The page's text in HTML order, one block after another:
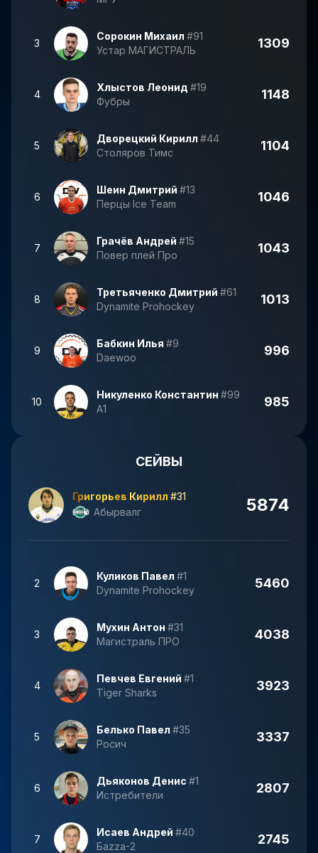
3
Сорокин Михаил #91
Устар МАГИСТРАЛЬ
1309
4
Хлыстов Леонид #19
Фубры
1148
5
Дворецкий Кирилл #44
Столяров Тимс
1104
6
Шеин Дмитрий #13
Перцы Ice Team
1046
7
Грачёв Андрей #15
Повер плей Про
1043
8
Третьяченко Дмитрий #61
Dynamite Prohockey
1013
9
Бабкин Илья #9
Daewoo
996
10
Никуленко Константин #99
А1
985
СЕЙВЫ
Григорьев Кирилл #31
Абырвалг
5874
2
Куликов Павел #1
Dynamite Prohockey
5460
3
Мухин Антон #31
Магистраль ПРО
4038
4
Певчев Евгений #1
Tiger Sharks
3923
5
Белько Павел #35
Росич
3337
6
Дьяконов Денис #1
Истребители
2807
7
Исаев Андрей #40
Баzzа-2
2745